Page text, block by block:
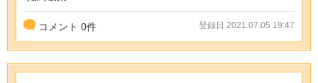
コメント 0件 登録日 2021.07.05 19:47